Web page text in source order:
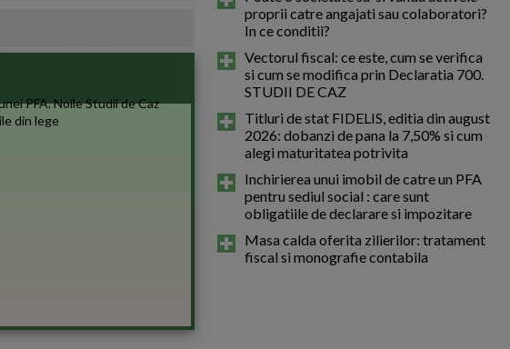
proprii catre angajati sau colaboratori?
In ce conditii?
Vectorul fiscal: ce este, cum se verifica
si cum se modifica prin Declaratia 700.
STUDII DE CAZ
Titluri de stat FIDELIS, editia din august
2026: dobanzi de pana la 7,50% si cum
alegi maturitatea potrivita
Inchirierea unui imobil de catre un PFA
pentru sediul social : care sunt
obligatiile de declarare si impozitare
Masa calda oferita zilierilor: tratament
fiscal si monografie contabila